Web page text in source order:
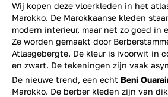
Wij kopen deze vloerkleden in het
Marokko. De Marokkaanse kleden
modern interieur, maar net zo goed in
Ze worden gemaakt door
Atlasgebergte. De kleur is ivoorwit in
en zwart. De tekeningen zijn vaak
De nieuwe trend, een echt Beni
Marokko. De berber kleden zijn van